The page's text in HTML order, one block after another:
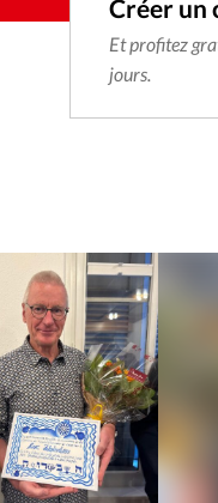
Créer un
Et profitez
jours.